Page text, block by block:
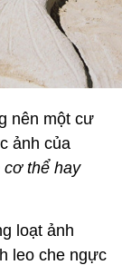
nên một cư
ảnh của
cơ thể hay
loạt ảnh
leo che ngực